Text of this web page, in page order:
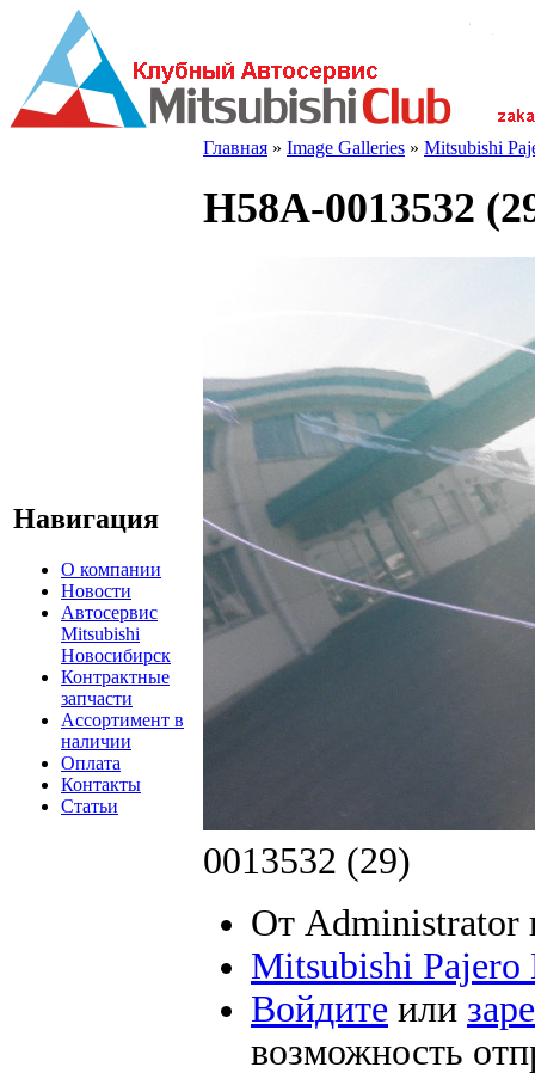
Навигация
О компании
Новости
Автосервис
Mitsubishi
Новосибирск
Контрактные
запчасти
Ассортимент в
наличии
Оплата
Контакты
Статьи
Главная » Image Galleries » Mitsubishi
H58A-0013532
0013532 (29)
От Administrator
Mitsubishi
Войдите или
возможность